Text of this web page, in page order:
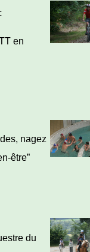
en
nagez
être”
du